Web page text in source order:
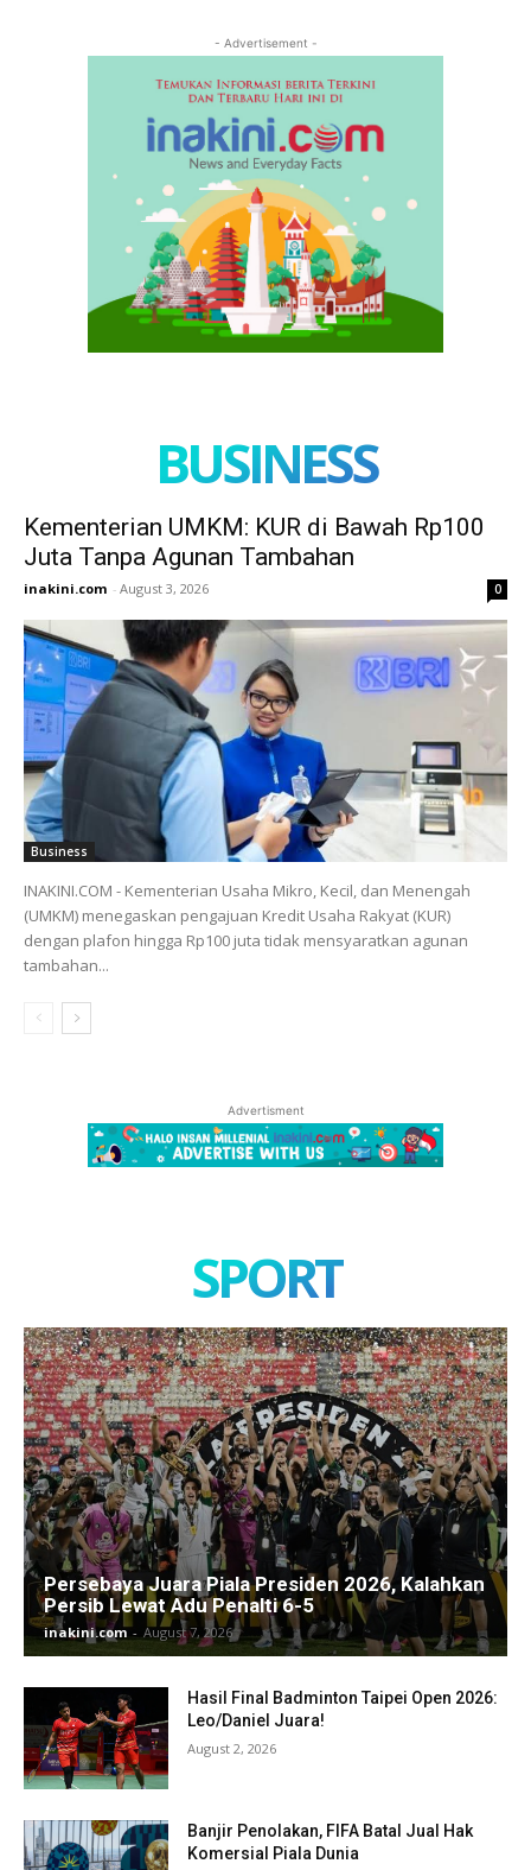
- Advertisement -
BUSINESS
Kementerian UMKM: KUR di Bawah Rp100
Juta Tanpa Agunan Tambahan
inakini.com - August 3, 2026 0
Business
INAKINI.COM - Kementerian Usaha Mikro, Kecil, dan Menengah
(UMKM) menegaskan pengajuan Kredit Usaha Rakyat (KUR)
dengan plafon hingga Rp100 juta tidak mensyaratkan agunan
tambahan...
Advertisment
SPORT
Persebaya Juara Piala Presiden 2026, Kalahkan
Persib Lewat Adu Penalti 6-5
inakini.com - August 7, 2026
Hasil Final Badminton Taipei Open 2026:
Leo/Daniel Juara!
August 2, 2026
Banjir Penolakan, FIFA Batal Jual Hak
Komersial Piala Dunia